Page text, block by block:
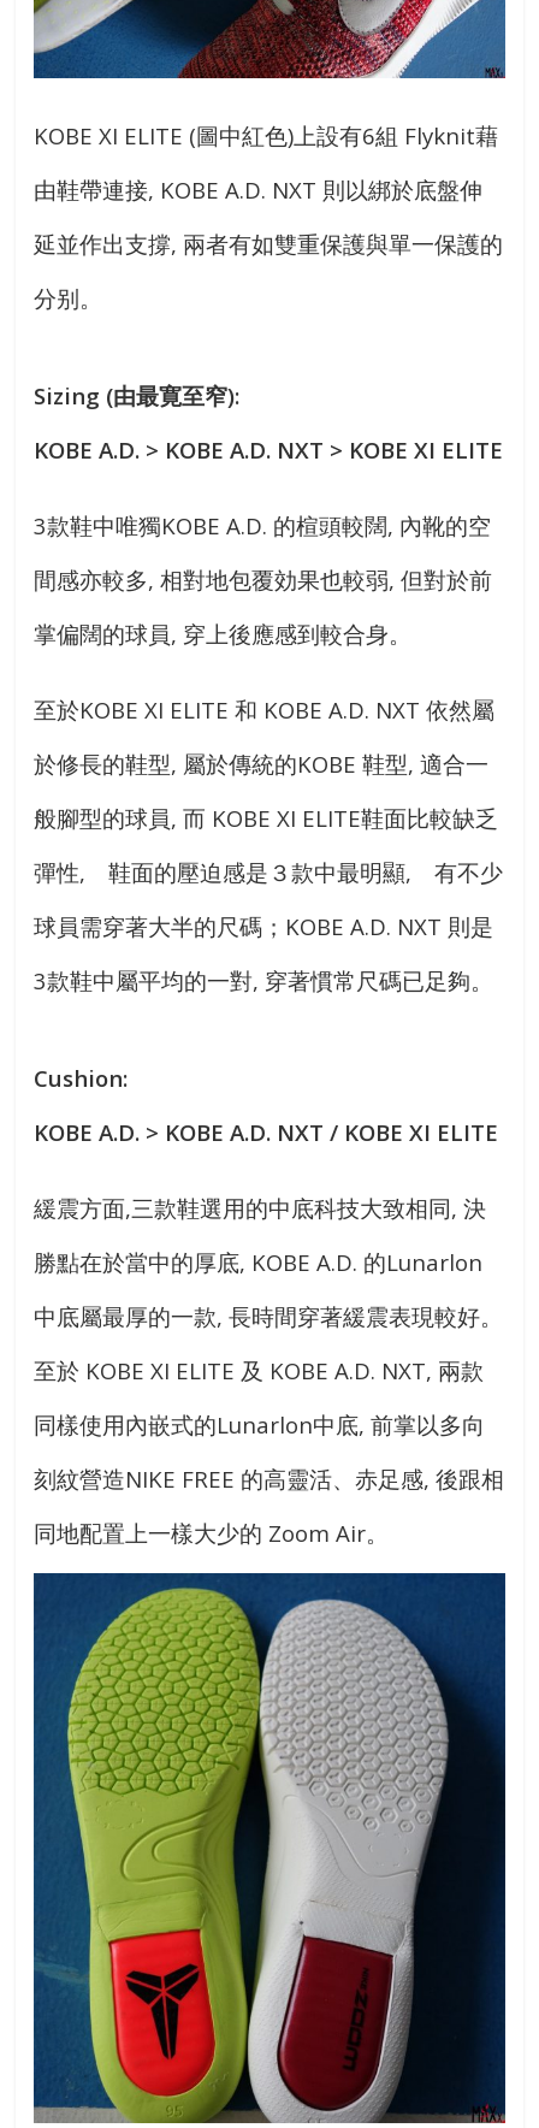
KOBE XI ELITE (圖中紅色)上設有6組 Flyknit藉
由鞋帶連接, KOBE A.D. NXT 則以綁於底盤伸
延並作出支撐, 兩者有如雙重保護與單一保護的
分别。
Sizing (由最寛至窄):
KOBE A.D. > KOBE A.D. NXT > KOBE XI ELITE
3款鞋中唯獨KOBE A.D. 的楦頭較闊, 內靴的空
間感亦較多, 相對地包覆効果也較弱, 但對於前
掌偏闊的球員, 穿上後應感到較合身。
至於KOBE XI ELITE 和 KOBE A.D. NXT 依然屬
於修長的鞋型, 屬於傳統的KOBE 鞋型, 適合一
般腳型的球員, 而 KOBE XI ELITE鞋面比較缺乏
彈性, 鞋面的壓迫感是３款中最明顯, 有不少
球員需穿著大半的尺碼；KOBE A.D. NXT 則是
3款鞋中屬平均的一對, 穿著慣常尺碼已足夠。
Cushion:
KOBE A.D. > KOBE A.D. NXT / KOBE XI ELITE
緩震方面,三款鞋選用的中底科技大致相同, 決
勝點在於當中的厚底, KOBE A.D. 的Lunarlon
中底屬最厚的一款, 長時間穿著緩震表現較好。
至於 KOBE XI ELITE 及 KOBE A.D. NXT, 兩款
同樣使用內嵌式的Lunarlon中底, 前掌以多向
刻紋營造NIKE FREE 的高靈活、赤足感, 後跟相
同地配置上一樣大少的 Zoom Air。